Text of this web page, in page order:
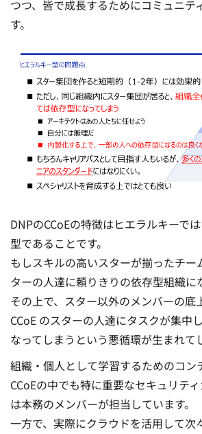
つつ、皆で成長するためにコミュニテ
す。
DNPのCCoEの特徴はヒエラルキーで
型であることです。
もしスキルの高いスターが揃ったチー
ターの人達に頼りきりの依存型組織に
その上で、スター以外のメンバーの底
CCoE のスターの人達にタスクが集中
なってしまうという悪循環が生まれて
組織・個人として学習するためのコン
CCoEの中でも特に重要なセキュリテ
は本務のメンバーが担当しています。
一方で、実際にクラウドを活用して次